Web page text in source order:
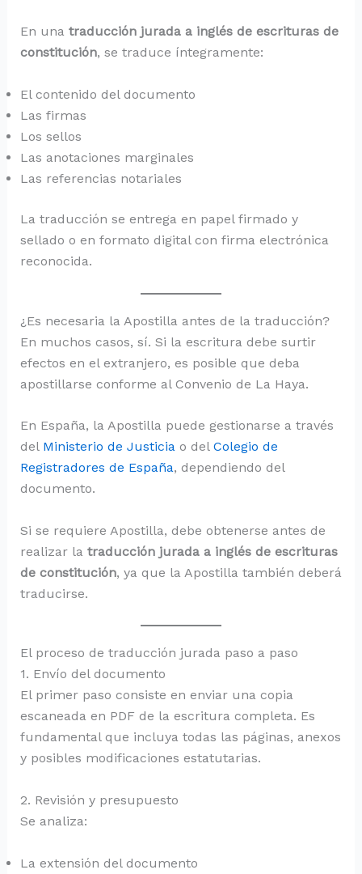
En una traducción jurada a inglés de escrituras de
constitución, se traduce íntegramente:
El contenido del documento
Las firmas
Los sellos
Las anotaciones marginales
Las referencias notariales
La traducción se entrega en papel firmado y
sellado o en formato digital con firma electrónica
reconocida.
¿Es necesaria la Apostilla antes de la traducción?
En muchos casos, sí. Si la escritura debe surtir
efectos en el extranjero, es posible que deba
apostillarse conforme al Convenio de La Haya.
En España, la Apostilla puede gestionarse a través
del Ministerio de Justiciao del Colegio de
Registradores de España, dependiendo del
documento.
Si se requiere Apostilla, debe obtenerse antes de
realizar la traducción jurada a inglés de escrituras
de constitución, ya que la Apostilla también deberá
traducirse.
El proceso de traducción jurada paso a paso
1. Envío del documento
El primer paso consiste en enviar una copia
escaneada en PDF de la escritura completa. Es
fundamental que incluya todas las páginas, anexos
y posibles modificaciones estatutarias.
2. Revisión y presupuesto
Se analiza:
La extensión del documento